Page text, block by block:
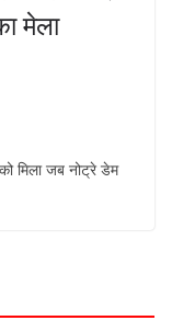
मेला
मिला जब नोट्रे डेम